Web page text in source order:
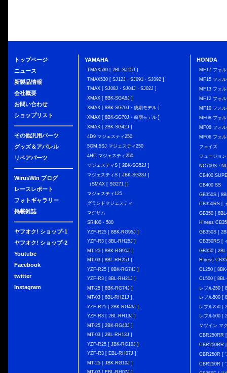
トップページ
ニュース
新製品情報
会社概要
お問い合わせ
ショップリスト
その他汎用パーツ
グッズ＆アパレル
リペアパーツ
WirusWIn ブログ
レースレポート
フォトギャラリー
掲載雑誌
ヤフオク! ショップ-1
ヤフオク! ショップ-2
Youtube
Facebook
twitter
Instagram
YAMAHA
TMAX530 [ 2BL-SJ15J ]
TMAX530 [ SJ12J・SJ091・SJ092 ]
TMAX [ SJ08J・SJ04J・SJ02J ]
XMAX [ 8BK-SGA8J ]
XMAX [ 8BK-SG70J・後期モデル ]
XMAX [ 8BK-SG70J・前期モデル ]
XMAX [ 2BK-SG42J ]
4D9 マジェスティ250
5GM,5SJ マジェスティ250
4HC マジェスティ250
マジェスティS [ 2BK-SG52J ]
マジェスティS [ JBK-SG28J ]
（SMAX [ SG271 ]）
マジェスティ125
グランドマジェスティ
マグザム
SR400・500
YZF-R25 [ 8BK-RG95J ]
YZF-R3 [ 8BL-RH25J ]
MT-25 [ 8BK-RG95J ]
MT-03 [ 8BL-RH25J ]
YZF-R25 [ 8BK-RG74J ]
YZF-R3 [ 8BL-RH21J ]
MT-25 [ 8BK-RG74J ]
MT-03 [ 8BL-RH21J ]
YZF-R25 [ 2BK-RG43J ]
YZF-R3 [ 2BL-RH13J ]
MT-25 [ 2BK-RG43J ]
MT-03 [ 2BL-RH13J ]
YZF-R25 [ JBK-RG10J ]
YZF-R3 [ EBL-RH07J ]
MT-25 [ JBK-RG10J ]
MT-03 [ EBL-RH07J ]
HONDA
MF17 フォ
MF15 フォ
MF13 フォ
MF12 フォ
MF10 フォ
MF08 フォ
MF08 フォ
MF06 フォ
フェイズ
フュージョン
NC700S・
CB400
CB400 SS
GB350S [
CB350RS [
GB350 [
H'ness
GB350S [
CB350RS [
GB350 [
H'ness
CL250 [
CL500 [
レブル250 [
レブル500 [
レブル250 [
レブル500 [
Ｖツイン マ
CBR250RR
CBR250RR
CBR250R [
CBR250R [